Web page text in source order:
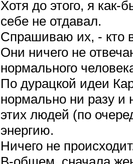
Хотя до этого, я
себе не отдавал.
Спрашиваю их, - кто
Они ничего не
нормального
По дурацкой идеи
нормально ни разу
этих людей (по
энергию.
Ничего не